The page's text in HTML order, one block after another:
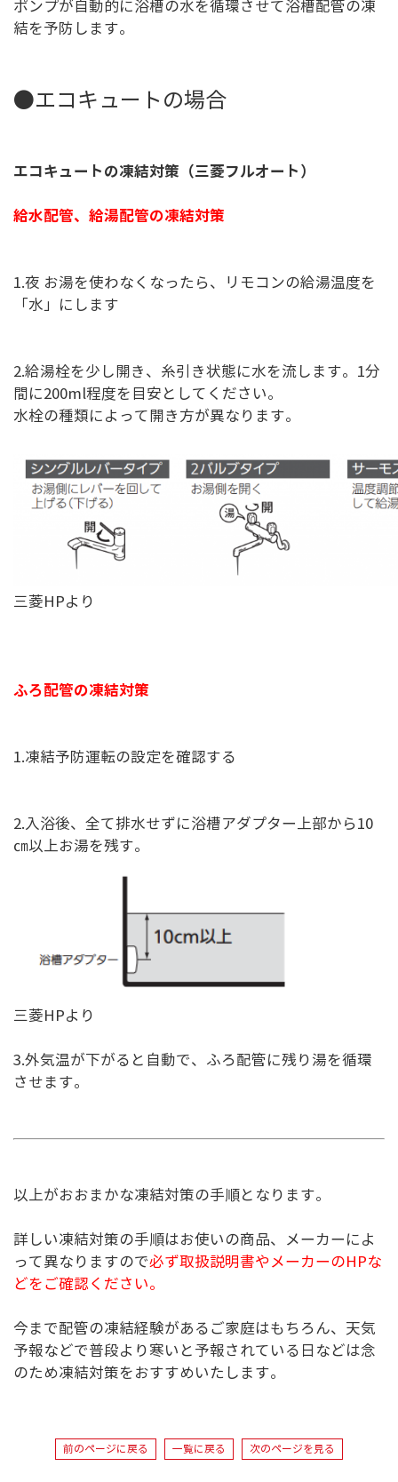
ポンプが自動的に浴槽の水を循環させて浴槽配管の凍
結を予防します。
●エコキュートの場合
エコキュートの凍結対策（三菱フルオート）
給水配管、給湯配管の凍結対策
1.夜 お湯を使わなくなったら、リモコンの給湯温度を
「水」にします
2.給湯栓を少し開き、糸引き状態に水を流します。1分
間に200ml程度を目安としてください。
水栓の種類によって開き方が異なります。
三菱HPより
ふろ配管の凍結対策
1.凍結予防運転の設定を確認する
2.入浴後、全て排水せずに浴槽アダプター上部から10
㎝以上お湯を残す。
三菱HPより
3.外気温が下がると自動で、ふろ配管に残り湯を循環
させます。
以上がおおまかな凍結対策の手順となります。
詳しい凍結対策の手順はお使いの商品、メーカーによ
って異なりますので必ず取扱説明書やメーカーのHPな
どをご確認ください。
今まで配管の凍結経験があるご家庭はもちろん、天気
予報などで普段より寒いと予報されている日などは念
のため凍結対策をおすすめいたします。
前のページに戻る 一覧に戻る 次のページを見る